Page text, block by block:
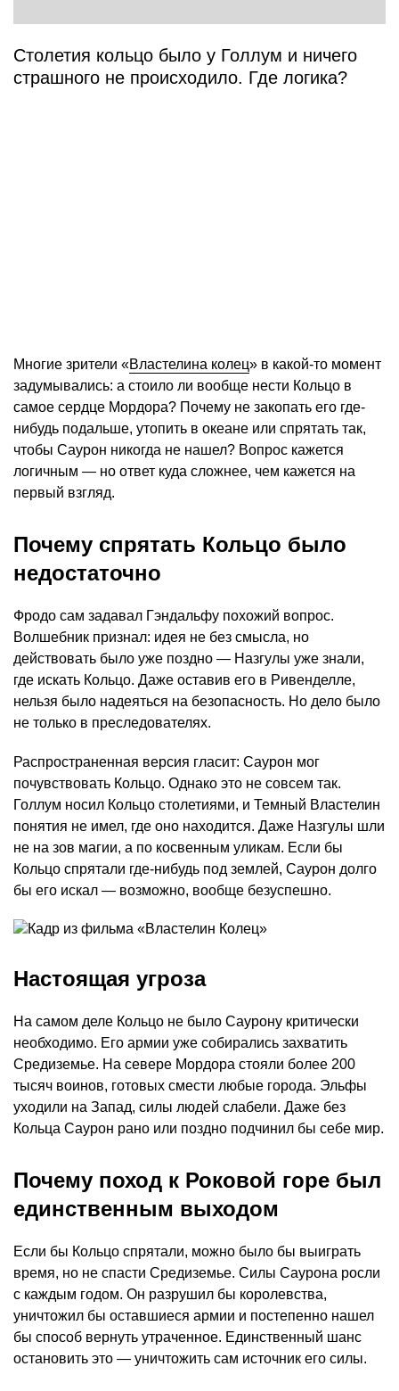
Столетия кольцо было у Голлум и ничего
страшного не происходило. Где логика?
Многие зрители «Властелина колец» в какой-то момент
задумывались: а стоило ли вообще нести Кольцо в
самое сердце Мордора? Почему не закопать его где-
нибудь подальше, утопить в океане или спрятать так,
чтобы Саурон никогда не нашел? Вопрос кажется
логичным — но ответ куда сложнее, чем кажется на
первый взгляд.
Почему спрятать Кольцо было
недостаточно
Фродо сам задавал Гэндальфу похожий вопрос.
Волшебник признал: идея не без смысла, но
действовать было уже поздно — Назгулы уже знали,
где искать Кольцо. Даже оставив его в Ривенделле,
нельзя было надеяться на безопасность. Но дело было
не только в преследователях.
Распространенная версия гласит: Саурон мог
почувствовать Кольцо. Однако это не совсем так.
Голлум носил Кольцо столетиями, и Темный Властелин
понятия не имел, где оно находится. Даже Назгулы шли
не на зов магии, а по косвенным уликам. Если бы
Кольцо спрятали где-нибудь под землей, Саурон долго
бы его искал — возможно, вообще безуспешно.
Настоящая угроза
На самом деле Кольцо не было Саурону критически
необходимо. Его армии уже собирались захватить
Средиземье. На севере Мордора стояли более 200
тысяч воинов, готовых смести любые города. Эльфы
уходили на Запад, силы людей слабели. Даже без
Кольца Саурон рано или поздно подчинил бы себе мир.
Почему поход к Роковой горе был
единственным выходом
Если бы Кольцо спрятали, можно было бы выиграть
время, но не спасти Средиземье. Силы Саурона росли
с каждым годом. Он разрушил бы королевства,
уничтожил бы оставшиеся армии и постепенно нашел
бы способ вернуть утраченное. Единственный шанс
остановить это — уничтожить сам источник его силы.